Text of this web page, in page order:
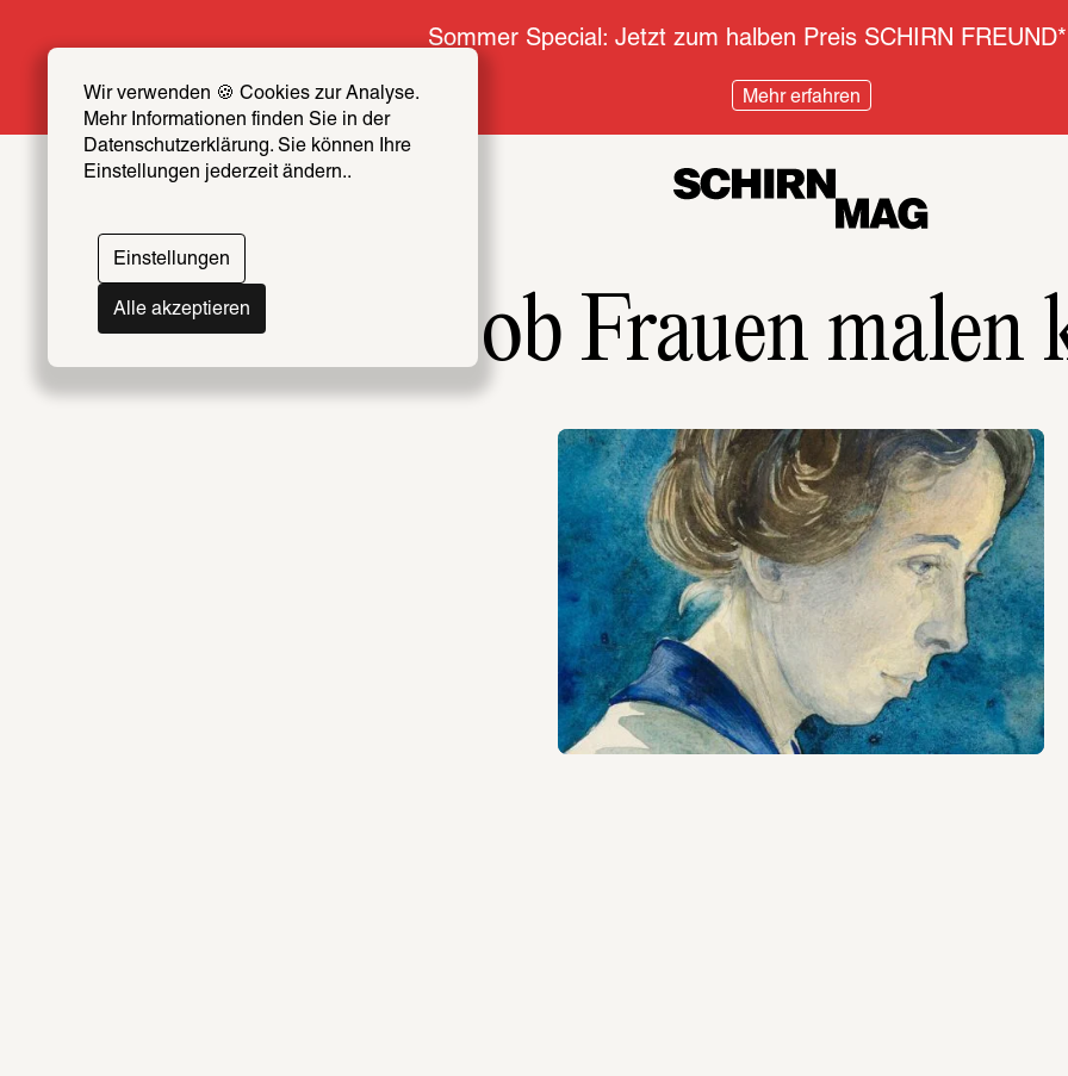
Wir verwenden 🍪 Cookies zur Analyse.
Mehr Informationen finden Sie in der
Datenschutzerklärung. Sie können Ihre
Einstellungen jederzeit ändern..
Einstellungen
Alle akzeptieren
Sommer Special: Jetzt zum halben Preis SCHIRN
Mehr erfahren
Und ob Frauen malen